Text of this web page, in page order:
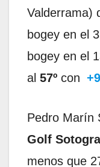
Valderrama)
bogey en el
bogey en el
al 57º con +9
Pedro Marín
Golf
menos que